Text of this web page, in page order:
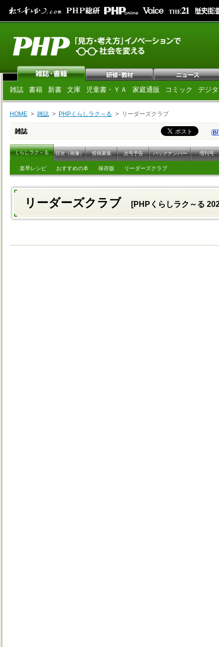
雑誌 書籍 新書 文庫 児童書・ＹＡ 家庭通販 コミック デジ
HOME 雑誌 PHPくらしラク～る リーダーズクラブ
雑誌
くらしラク～る 目次（画像） 投稿募集 次号予告 バックナンバー 増刊号
楽早レシピ おすすめの本 保存版 リーダーズクラブ
リーダーズクラブ [PHPくらしラク～る